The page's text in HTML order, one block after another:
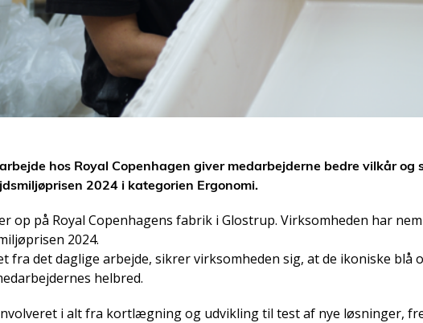
hos Royal Copenhagen giver medarbejderne bedre vilkår
2024 i kategorien Ergonomi.
op på Royal Copenhagens fabrik i Glostrup. Virksomheden har
2024.
fra det daglige arbejde, sikrer virksomheden sig, at de ikoniske blå
helbred.
i alt fra kortlægning og udvikling til test af nye løsninger,